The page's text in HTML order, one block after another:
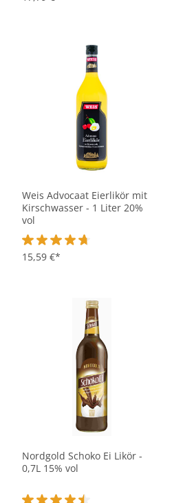
von 4.7 von 5 Sternen
Weis Advocaat Eierlikör mit
Kirschwasser - 1 Liter 20%
vol
Durchschnittliche Bewertung
15,59 €*
Nordgold Schoko Ei Likör -
0,7L 15% vol